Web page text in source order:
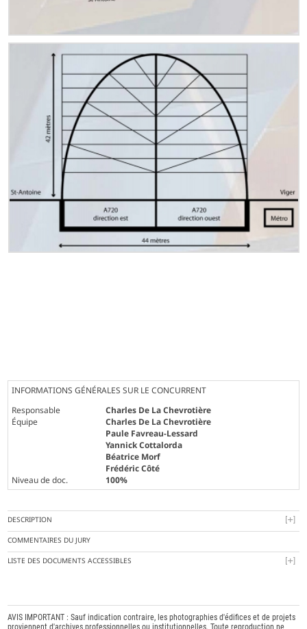
INFORMATIONS GÉNÉRALES SUR LE CONCURRENT
Responsable
Charles De La Chevrotière
Équipe
Charles De La Chevrotière
Paule Favreau-Lessard
Yannick Cottalorda
Béatrice Morf
Frédéric Côté
Niveau de doc.
100%
DESCRIPTION
COMMENTAIRES DU JURY
LISTE DES DOCUMENTS ACCESSIBLES
AVIS IMPORTANT : Sauf indication contraire, les photographies d'édifices et de projets